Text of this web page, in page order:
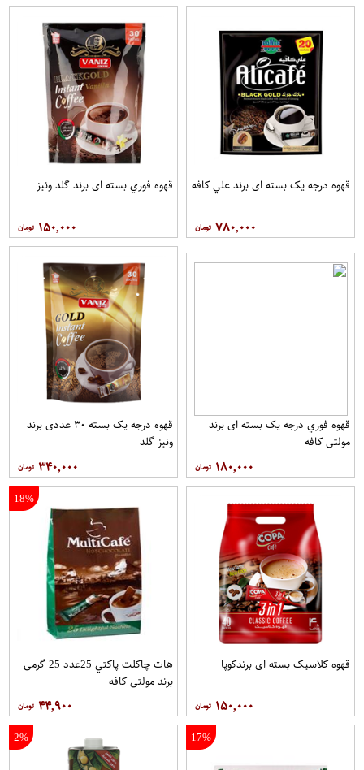
قهوه درجه یک بسته ای برند علي کافه
۷۸۰,۰۰۰
قهوه فوري بسته ای برند گلد ونيز
۱۵۰,۰۰۰
قهوه فوري درجه یک بسته ای برند
مولتي کافه
۱۸۰,۰۰۰
قهوه درجه یک بسته ۳۰ عددی برند
ونيز گلد
۳۴۰,۰۰۰
قهوه کلاسيک بسته ای برندکوپا
۱۵۰,۰۰۰
18%
هات چاکلت پاکتي 25عدد 25 گرمی
برند مولتي کافه
۴۴,۹۰۰
17%
2%